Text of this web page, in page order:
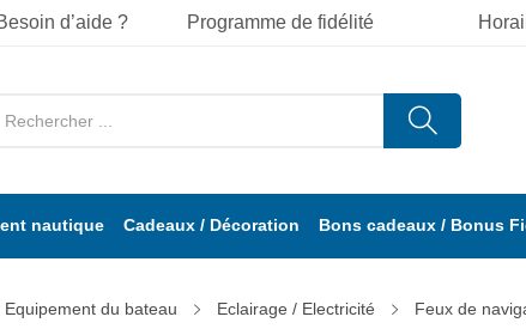
d’aide ? Programme de fidélité
nautique Cadeaux / Décoration Bons cadeaux / Bonus
Equipement du bateau Eclairage / Electricité Feux de